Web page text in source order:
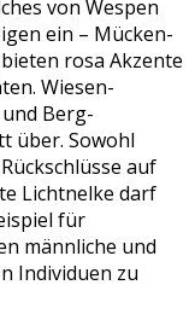
von Wespen
ein – Mücken-
rosa Akzente
Wiesen-
Berg-
über. Sowohl
auf
Lichtnelke darf
für
männliche und
Individuen zu